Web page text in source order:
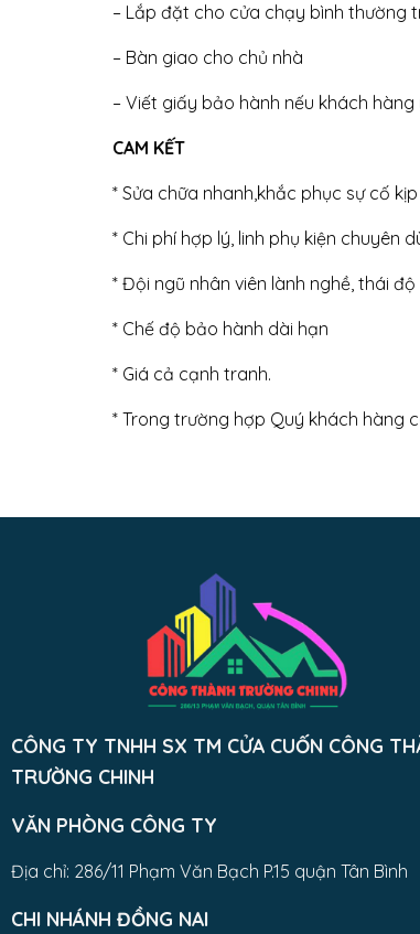
– Lắp đặt cho cửa chạy bình thường
– Bàn giao cho chủ nhà
– Viết giấy bảo hành nếu khách hàng
CAM KẾT
* Sửa chữa nhanh,khắc phục sự cố
* Chi phí hợp lý, linh phụ kiện chuyên
* Đội ngũ nhân viên lành nghề, thái
* Chế độ bảo hành dài hạn
* Giá cả cạnh tranh.
* Trong trường hợp Quý khách hàng
CÔNG TY TNHH SX TM CỬA CUỐN CÔNG
TRƯỜNG CHINH
VĂN PHÒNG CÔNG TY
Địa chỉ: 286/11 Phạm Văn Bạch P.15 quận Tân Bình
CHI NHÁNH ĐỒNG NAI